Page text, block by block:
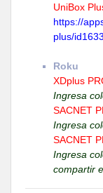
UniBox
https://
plus/
Roku
XDplus
Ingresa
SACNET
Ingresa
SACNET
Ingresa
compartir